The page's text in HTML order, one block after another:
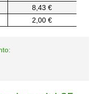
8,43 €
2,00 €